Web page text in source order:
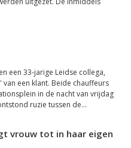
een 33-jarige Leidse collega,
een klant. Beide chauffeurs
in de nacht van vrijdag
ruzie tussen de...
vrouw tot in haar eigen